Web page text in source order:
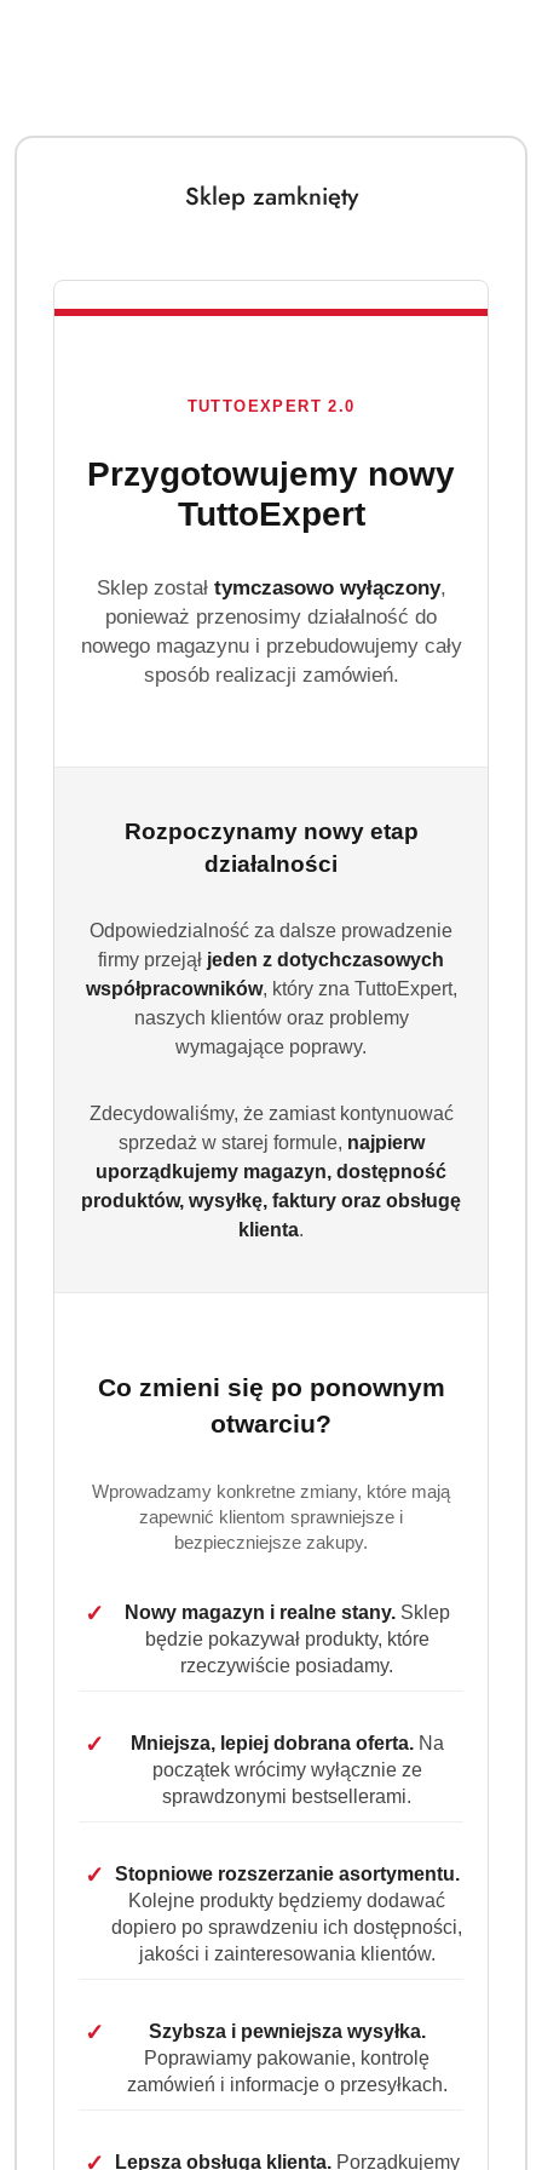
Sklep zamknięty
TUTTOEXPERT 2.0
Przygotowujemy nowy
TuttoExpert
Sklep został tymczasowo wyłączony,
ponieważ przenosimy działalność do
nowego magazynu i przebudowujemy cały
sposób realizacji zamówień.
Rozpoczynamy nowy etap
działalności
Odpowiedzialność za dalsze prowadzenie
firmy przejął jeden z dotychczasowych
współpracowników, który zna TuttoExpert,
naszych klientów oraz problemy
wymagające poprawy.
Zdecydowaliśmy, że zamiast kontynuować
sprzedaż w starej formule, najpierw
uporządkujemy magazyn, dostępność
produktów, wysyłkę, faktury oraz obsługę
klienta.
Co zmieni się po ponownym
otwarciu?
Wprowadzamy konkretne zmiany, które mają
zapewnić klientom sprawniejsze i
bezpieczniejsze zakupy.
✓ Nowy magazyn i realne stany.Sklep
będzie pokazywał produkty, które
rzeczywiście posiadamy.
✓ Mniejsza, lepiej dobrana oferta.Na
początek wrócimy wyłącznie ze
sprawdzonymi bestsellerami.
✓
Stopniowe rozszerzanie asortymentu.
Kolejne produkty będziemy dodawać
dopiero po sprawdzeniu ich dostępności,
jakości i zainteresowania klientów.
✓
Szybsza i pewniejsza wysyłka.
Poprawiamy pakowanie, kontrolę
zamówień i informacje o przesyłkach.
✓ Lepsza obsługa klienta.Porządkujemy